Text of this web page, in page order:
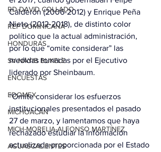
RD-DAVID COLLADO
REP DOMINICANA
HONDURAS
SV-NAYIB BUKELE
ENCUESTAS
EDOMEX
MICHOACÁN
MICH-MORELIA-ALFONSO MARTÍNEZ
AGUASCALIENTES
Calderón (2006-2012) y Enrique Peña
Nieto (2012-2018), de distinto color
político que la actual administración,
por lo que “omite considerar” las
medidas tomadas por el Ejecutivo
liderado por Sheinbaum.
“Omite considerar los esfuerzos
institucionales presentados el pasado
27 de marzo, y lamentamos que haya
rechazado estudiar la información
actualizada proporcionada por el Estado